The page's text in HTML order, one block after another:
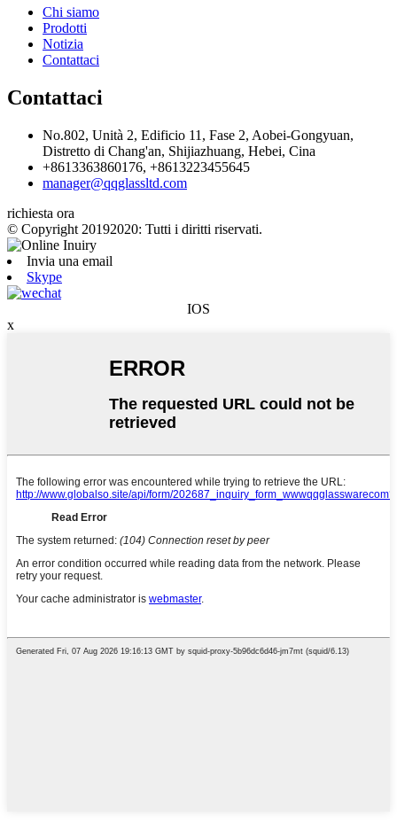
Chi siamo
Prodotti
Notizia
Contattaci
Contattaci
No.802, Unità 2, Edificio 11, Fase 2, Aobei-Gongyuan,
Distretto di Chang'an, Shijiazhuang, Hebei, Cina
+8613363860176, +8613223455645
manager@qqglassltd.com
richiesta ora
© Copyright 20192020: Tutti i diritti riservati.
Invia una email
Skype
IOS
x